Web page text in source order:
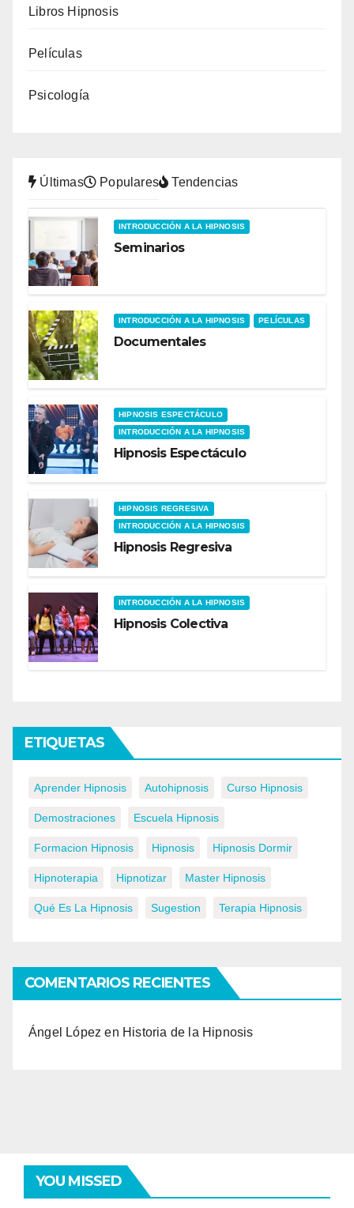
Libros Hipnosis
Películas
Psicología
Últimas Populares Tendencias
INTRODUCCIÓN A LA HIPNOSIS
Seminarios
INTRODUCCIÓN A LA HIPNOSIS PELÍCULAS
Documentales
HIPNOSIS ESPECTÁCULO
INTRODUCCIÓN A LA HIPNOSIS
Hipnosis Espectáculo
HIPNOSIS REGRESIVA
INTRODUCCIÓN A LA HIPNOSIS
Hipnosis Regresiva
INTRODUCCIÓN A LA HIPNOSIS
Hipnosis Colectiva
ETIQUETAS
Aprender Hipnosis Autohipnosis Curso Hipnosis
Demostraciones Escuela Hipnosis
Formacion Hipnosis Hipnosis Hipnosis Dormir
Hipnoterapia Hipnotizar Master Hipnosis
Qué Es La Hipnosis Sugestion Terapia Hipnosis
COMENTARIOS RECIENTES
Ángel López en Historia de la Hipnosis
YOU MISSED